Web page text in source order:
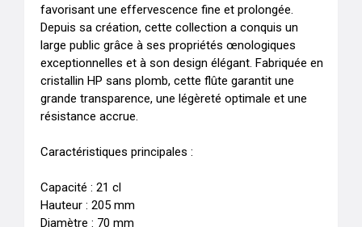
favorisant une effervescence fine et prolongée.
Depuis sa création, cette collection a conquis un
large public grâce à ses propriétés œnologiques
exceptionnelles et à son design élégant. Fabriquée en
cristallin HP sans plomb, cette flûte garantit une
grande transparence, une légèreté optimale et une
résistance accrue.
Caractéristiques principales :
Capacité : 21 cl
Hauteur : 205 mm
Diamètre : 70 mm